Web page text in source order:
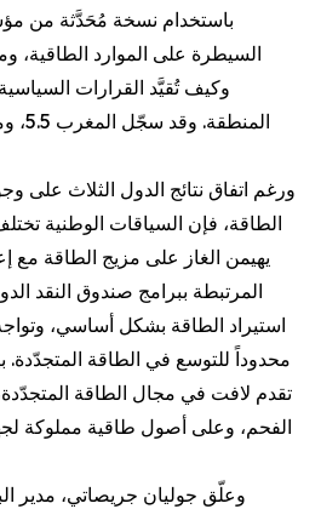
باستخدام نسخة مُحَدَّثة من
السيطرة على الموارد الطاقية،
وكيف تُقيَّد القرارات
ورغم اتفاق نتائج الدول الثلاث على
الطاقة، فإن السياقات الوطنية
يهيمن الغاز على مزيج الطاقة مع
المرتبطة ببرامج صندوق النقد
استيراد الطاقة بشكل أساسي،
محدوداً للتوسع في الطاقة المتجدّدة.
تقدم لافت في مجال الطاقة المتجدّدة،
الفحم، وعلى أصول طاقية مملوكة
وعلّق جوليان جريصاتي، مدير